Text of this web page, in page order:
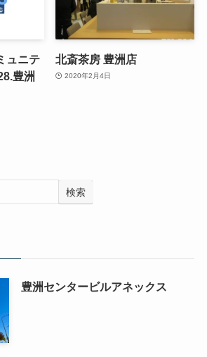
ュニテ
豊洲
北斎茶房 豊洲店
2020年2月4日
検索
豊洲センタービルアネックス